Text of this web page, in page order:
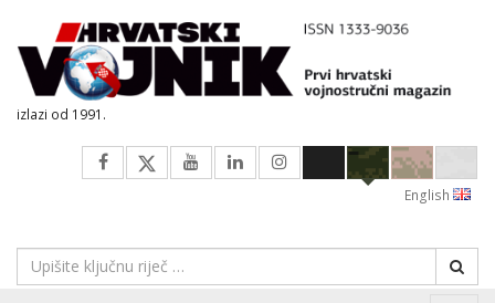
izlazi od 1991.
English